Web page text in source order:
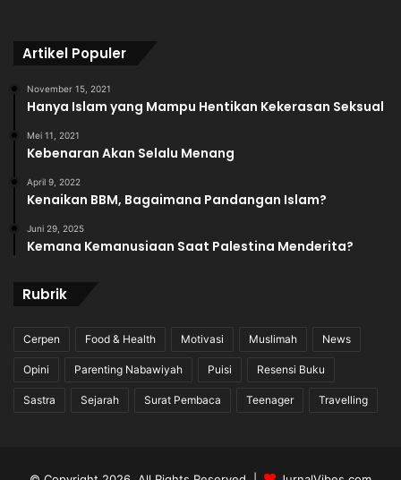
Artikel Populer
November 15, 2021
Hanya Islam yang Mampu Hentikan Kekerasan Seksual
Mei 11, 2021
Kebenaran Akan Selalu Menang
April 9, 2022
Kenaikan BBM, Bagaimana Pandangan Islam?
Juni 29, 2025
Kemana Kemanusiaan Saat Palestina Menderita?
Rubrik
Cerpen Food & Health Motivasi Muslimah News
Opini Parenting Nabawiyah Puisi Resensi Buku
Sastra Sejarah Surat Pembaca Teenager Travelling